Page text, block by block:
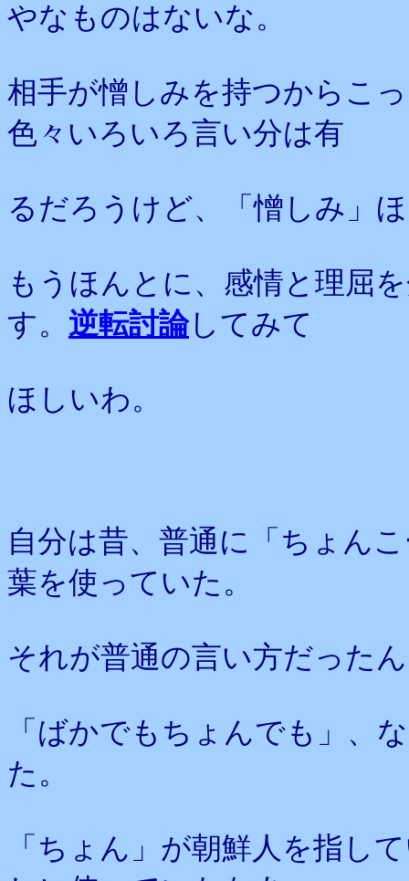
やなものはないな。
相手が憎しみを持つからこ
色々いろいろ言い分は有
るだろうけど、「憎しみ」
もうほんとに、感情と理屈
す。 逆転討論してみて
ほしいわ。
自分は昔、普通に「ちょん
葉を使っていた。
それが普通の言い方だった
「ばかでもちょんでも」、
た。
「ちょん」が朝鮮人を指し